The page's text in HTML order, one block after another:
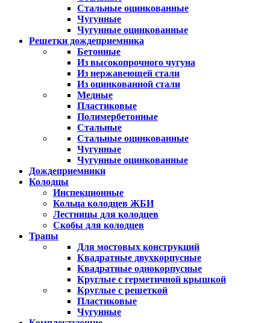
Стальные оцинкованные
Чугунные
Чугунные оцинкованные
Решетки дождеприемника
Бетонные
Из высокопрочного чугуна
Из нержавеющей стали
Из оцинкованной стали
Медные
Пластиковые
Полимербетонные
Стальные
Стальные оцинкованные
Чугунные
Чугунные оцинкованные
Дождеприемники
Колодцы
Инспекционные
Кольца колодцев ЖБИ
Лестницы для колодцев
Скобы для колодцев
Трапы
Для мостовых конструкций
Квадратные двухкорпусные
Квадратные однокорпусные
Круглые с герметичной крышкой
Круглые с решеткой
Пластиковые
Чугунные